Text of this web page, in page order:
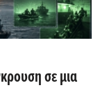
σε μια